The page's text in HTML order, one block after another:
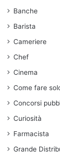
Banche
Barista
Cameriere
Chef
Cinema
Come fare
Concorsi
Curiosità
Farmacista
Grande